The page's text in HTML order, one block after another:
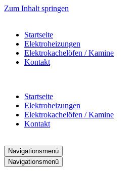
Zum Inhalt springen
Startseite
Elektroheizungen
Elektrokachelöfen / Kamine
Kontakt
Startseite
Elektroheizungen
Elektrokachelöfen / Kamine
Kontakt
Navigationsmenü
Navigationsmenü